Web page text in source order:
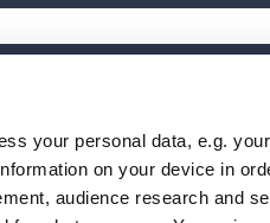
your personal data, e.g.
on your device in
audience research and